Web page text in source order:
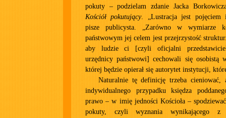
pokuty – podzielam zdanie Jacka
Kościół pokutujący. „Lustracja jest pojęciem
pisze publicysta. „Zarówno w wymiarze
państwowym jej celem jest przejrzystość
aby ludzie ci [czyli oficjalni
urzędnicy państwowi] cechowali się osobistą
której będzie opierał się autorytet instytucji,
Naturalnie tę definicję trzeba cieniować,
indywidualnego przypadku księdza
prawo – w imię jedności Kościoła –
pokuty, czyli wyznania wynikającego z